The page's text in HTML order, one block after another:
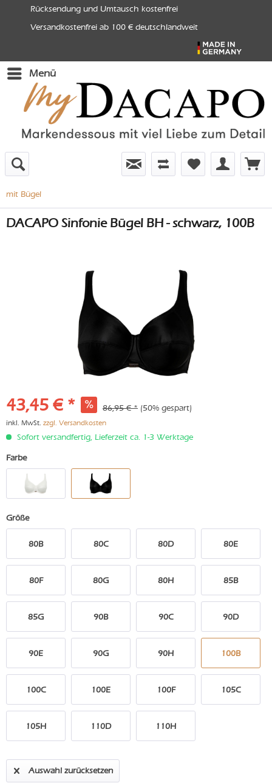
Rücksendung und Umtausch kostenfrei
Versandkostenfrei ab 100 € deutschlandweit
Menü
mit Bügel
DACAPO Sinfonie Bügel BH - schwarz, 100B
43,45 € * 86,95 € * (50% gespart)
inkl. MwSt. zzgl. Versandkosten
Sofort versandfertig, Lieferzeit ca. 1-3 Werktage
Farbe
Größe
80B 80C 80D 80E
80F 80G 80H 85B
85G 90B 90C 90D
90E 90G 90H 100B
100C 100E 100F 105C
105H 110D 110H
Auswahl zurücksetzen